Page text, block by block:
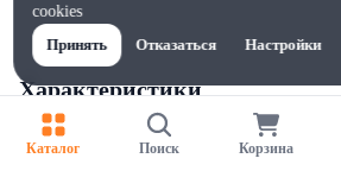
Характеристики
Ширина, мм
43
Каталог Поиск Корзина
cookies
Принять
Отказаться Настройки